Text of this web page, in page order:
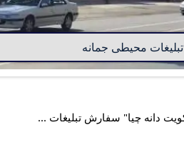
تبلیغات محیطی جمانه
دانه چیا" سفارش تبلیغات ...